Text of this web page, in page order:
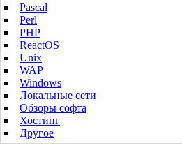
Pascal
Perl
PHP
ReactOS
Unix
WAP
Windows
Локальные сети
Обзоры софта
Хостинг
Другое